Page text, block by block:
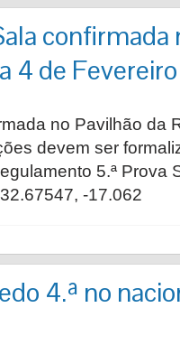
confirmada
4 de
no Pavilhão da
devem ser
5.ª Prova
-17.062
4.ª no